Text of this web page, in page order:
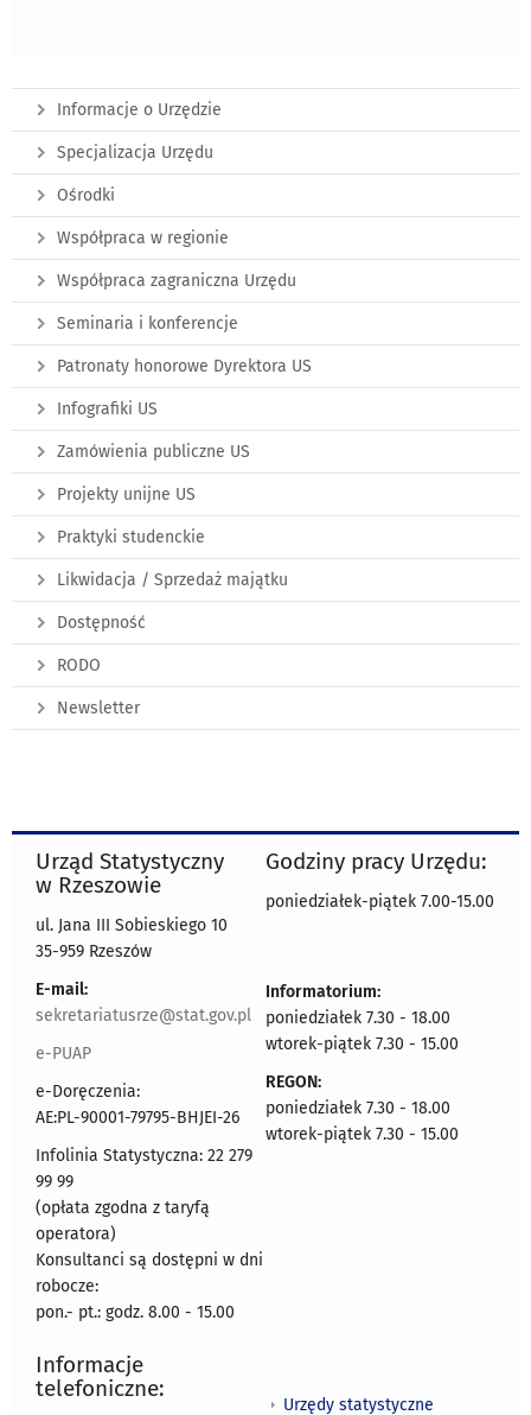
Informacje o Urzędzie
Specjalizacja Urzędu
Ośrodki
Współpraca w regionie
Współpraca zagraniczna Urzędu
Seminaria i konferencje
Patronaty honorowe Dyrektora US
Infografiki US
Zamówienia publiczne US
Projekty unijne US
Praktyki studenckie
Likwidacja / Sprzedaż majątku
Dostępność
RODO
Newsletter
Urząd Statystyczny
w Rzeszowie
ul. Jana III Sobieskiego 10
35-959 Rzeszów
E-mail:
sekretariatusrze@stat.gov.pl
e-PUAP
e-Doręczenia:
AE:PL-90001-79795-BHJEI-26
Infolinia Statystyczna: 22 279
99 99
(opłata zgodna z taryfą
operatora)
Konsultanci są dostępni w dni
robocze:
pon.- pt.: godz. 8.00 - 15.00
Godziny pracy Urzędu:
poniedziałek-piątek 7.00-15.00
Informatorium:
poniedziałek 7.30 - 18.00
wtorek-piątek 7.30 - 15.00
REGON:
poniedziałek 7.30 - 18.00
wtorek-piątek 7.30 - 15.00
Informacje
telefoniczne:
Urzędy statystyczne